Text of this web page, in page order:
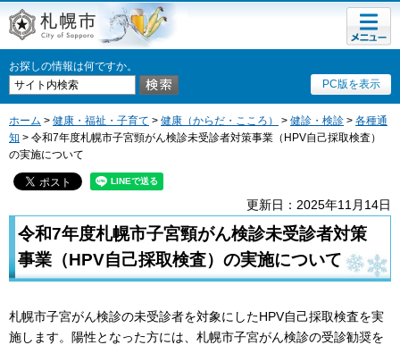
札幌市
お探しの情報は何ですか。
PC版を表示
メニュ
ー
ホーム > 健康・福祉・子育て > 健康（からだ・こころ） > 健診・検診 > 各種通
知 > 令和7年度札幌市子宮頸がん検診未受診者対策事業（HPV自己採取検査）
の実施について
更新日：2025年11月14日
令和7年度札幌市子宮頸がん検診未受診者対策
事業（HPV自己採取検査）の実施について
札幌市子宮がん検診の未受診者を対象にしたHPV自己採取検査を実
施します。陽性となった方には、札幌市子宮がん検診の受診勧奨を